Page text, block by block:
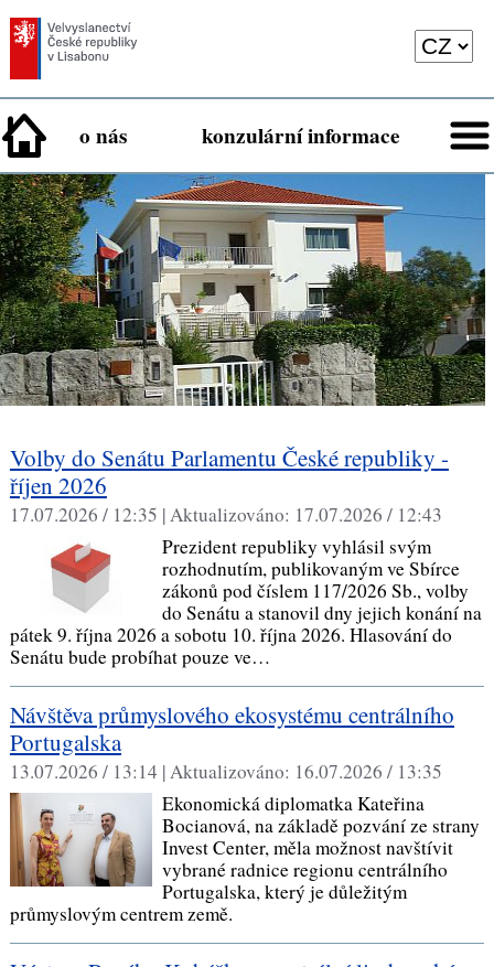
o nás konzulární informace
Volby do Senátu Parlamentu České republiky -
říjen 2026
17.07.2026 / 12:35 |Aktualizováno: 17.07.2026 / 12:43
Prezident republiky vyhlásil svým
rozhodnutím, publikovaným ve Sbírce
zákonů pod číslem 117/2026 Sb., volby
do Senátu a stanovil dny jejich konání na
pátek 9. října 2026 a sobotu 10. října 2026. Hlasování do
Senátu bude probíhat pouze ve…
Návštěva průmyslového ekosystému centrálního
Portugalska
13.07.2026 / 13:14 |Aktualizováno: 16.07.2026 / 13:35
Ekonomická diplomatka Kateřina
Bocianová, na základě pozvání ze strany
Invest Center, měla možnost navštívit
vybrané radnice regionu centrálního
Portugalska, který je důležitým
průmyslovým centrem země.